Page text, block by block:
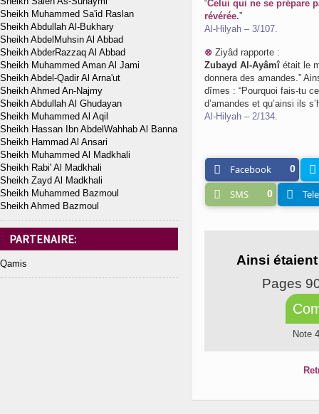
“Celui qui ne se prépare
révérée.”
Al-Hilyah – 3/107.
⊗ Ziyâd rapporte :
Zubayd Al-Ayâmî était le
donnera des amandes.”
dîmes : “Pourquoi fais-tu
d’amandes et qu’ainsi ils
Al-Hilyah – 2/134.
Facebook 0
SMS 0
Ainsi
Pages
Note
Sheikh Muhammed Sa'id Raslan
Sheikh Abdullah Al-Bukhary
Sheikh AbdelMuhsin Al Abbad
Sheikh AbderRazzaq Al Abbad
Sheikh Muhammed Aman Al Jami
Sheikh Abdel-Qadir Al Arna'ut
Sheikh Ahmed An-Najmy
Sheikh Abdullah Al Ghudayan
Sheikh Muhammed Al Aqil
Sheikh Hassan Ibn AbdelWahhab Al Banna
Sheikh Hammad Al Ansari
Sheikh Muhammed Al Madkhali
Sheikh Rabi' Al Madkhali
Sheikh Zayd Al Madkhali
Sheikh Muhammed Bazmoul
Sheikh Ahmed Bazmoul
PARTENAIRE:
Qamis